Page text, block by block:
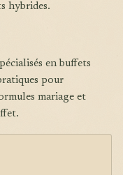
hybrides.
pour
mariage et